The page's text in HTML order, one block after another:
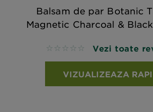
Balsam de par Botanic
Magnetic Charcoal &
No reviews Vezi toate
VIZUALIZEAZA